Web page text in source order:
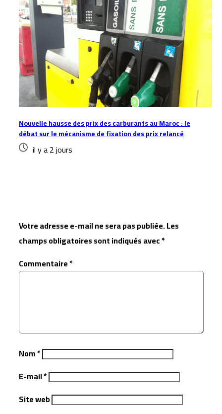
Nouvelle hausse des prix des carburants au Maroc : le
débat sur le mécanisme de fixation des prix relancé
il y a 2 jours
Votre adresse e-mail ne sera pas publiée.Les
champs obligatoires sont indiqués avec*
Commentaire*
Nom*
E-mail*
Site web